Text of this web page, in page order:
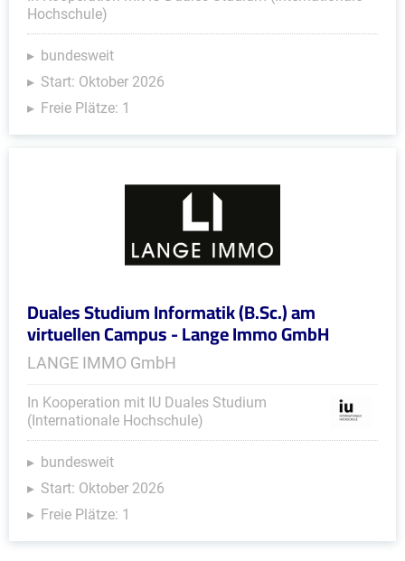
Hochschule)
bundesweit
Start: Oktober 2026
Freie Plätze: 1
Duales Studium Informatik (B.Sc.) am
virtuellen Campus - Lange Immo GmbH
LANGE IMMO GmbH
In Kooperation mit IU Duales Studium
(Internationale Hochschule)
bundesweit
Start: Oktober 2026
Freie Plätze: 1